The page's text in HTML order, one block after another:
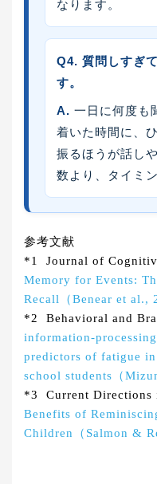
なります。
Q4. 質問しすぎ
す。
A. 一日に何度も
着いた時間に、
振るほうが話し
数より、タイミ
参考文献
*1 Journal of
Memory for Events:
Recall（Benear et al.,
*2 Behavioral and
information-
predictors of fatigue
school students（
*3 Current Directions
Benefits of
Children（Salmon &